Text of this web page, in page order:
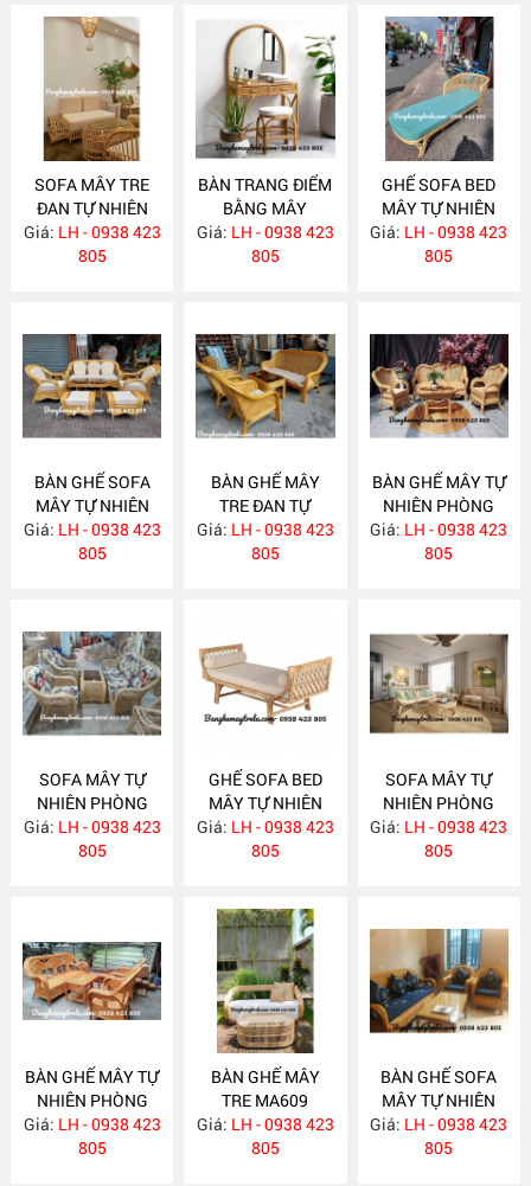
SOFA MÂY TRE
ĐAN TỰ NHIÊN
MA636
Giá: LH - 0938 423
805
BÀN TRANG ĐIỂM
BẰNG MÂY
MA635
Giá: LH - 0938 423
805
GHẾ SOFA BED
MÂY TỰ NHIÊN
MA625
Giá: LH - 0938 423
805
BÀN GHẾ SOFA
MÂY TỰ NHIÊN
PHÒNG KHÁCH
MA624
Giá: LH - 0938 423
805
BÀN GHẾ MÂY
TRE ĐAN TỰ
NHIÊN MA622
Giá: LH - 0938 423
805
BÀN GHẾ MÂY TỰ
NHIÊN PHÒNG
KHÁCH LƯỚI MẮT
CÁO MA621
Giá: LH - 0938 423
805
SOFA MÂY TỰ
NHIÊN PHÒNG
KHÁCH MA620
Giá: LH - 0938 423
805
GHẾ SOFA BED
MÂY TỰ NHIÊN
MA615
Giá: LH - 0938 423
805
SOFA MÂY TỰ
NHIÊN PHÒNG
KHÁCH MA612
Giá: LH - 0938 423
805
BÀN GHẾ MÂY TỰ
NHIÊN PHÒNG
KHÁCH MA610
Giá: LH - 0938 423
805
BÀN GHẾ MÂY
TRE MA609
Giá: LH - 0938 423
805
BÀN GHẾ SOFA
MÂY TỰ NHIÊN
PHÒNG KHÁCH
MA608
Giá: LH - 0938 423
805